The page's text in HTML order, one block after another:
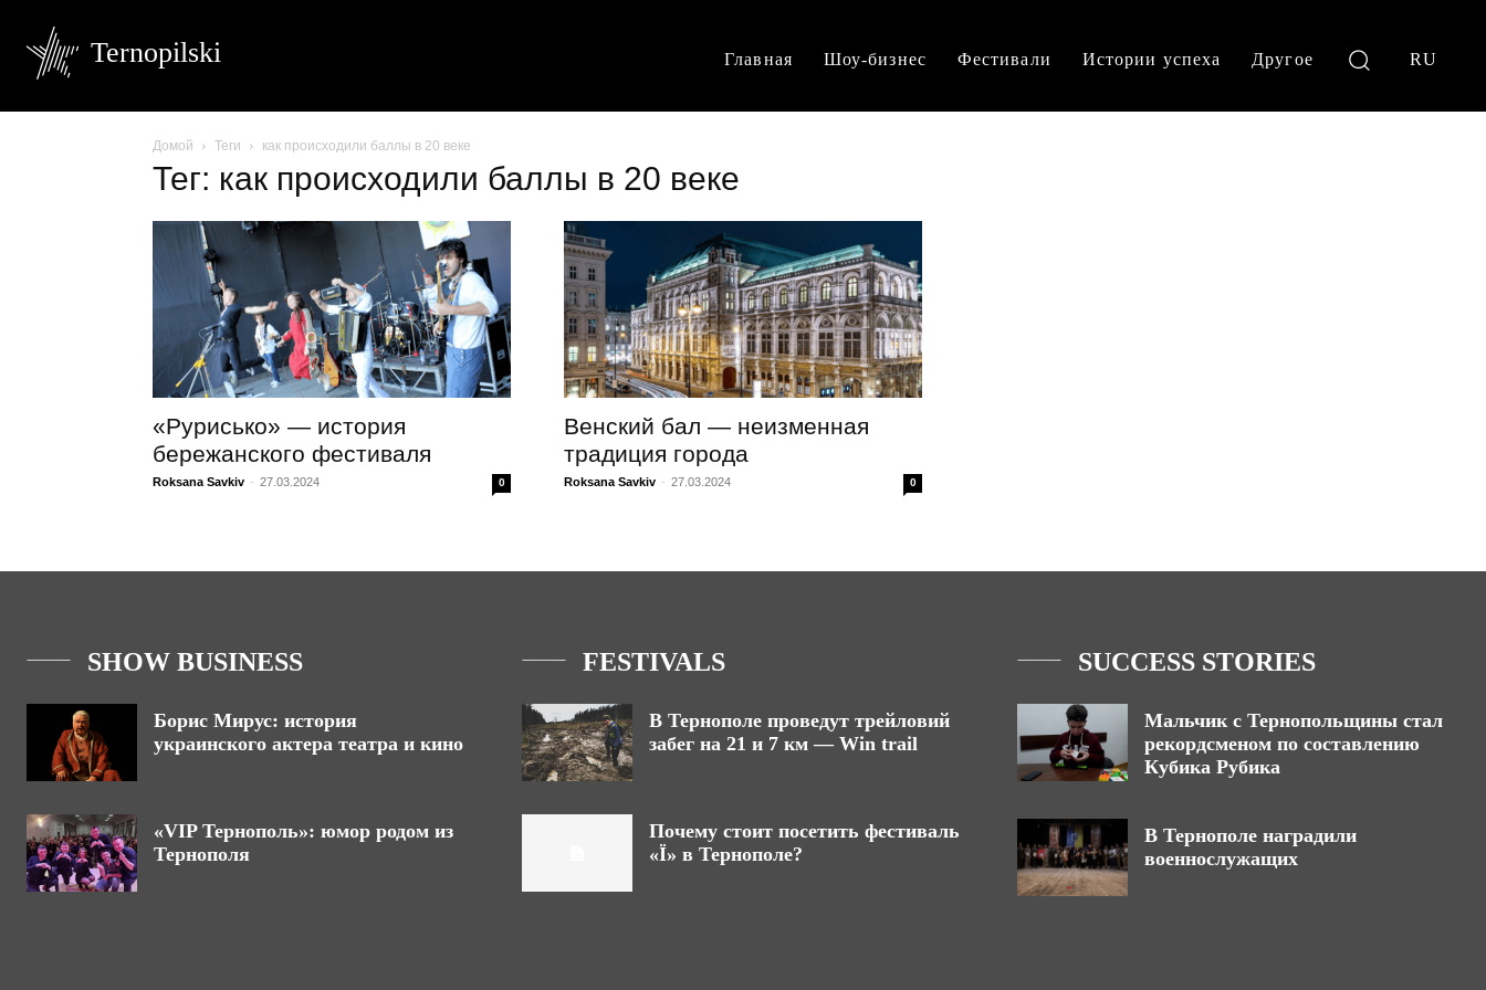
Ternopilski Главная Шоу-бизнес Фестивали Истории успеха Другое RU
Домой Теги как происходили баллы в 20 веке
Тег: как происходили баллы в 20 веке
«Рурисько» — история
бережанского фестиваля
Roksana Savkiv - 27.03.2024 0
Венский бал — неизменная
традиция города
Roksana Savkiv - 27.03.2024 0
SHOW BUSINESS
Борис Мирус: история
украинского актера театра и кино
«VIP Тернополь»: юмор родом из
Тернополя
FESTIVALS
В Тернополе проведут трейловий
забег на 21 и 7 км — Win trail
Почему стоит посетить фестиваль
«Ї» в Тернополе?
SUCCESS STORIES
Мальчик с Тернопольщины стал
рекордсменом по составлению
Кубика Рубика
В Тернополе наградили
военнослужащих